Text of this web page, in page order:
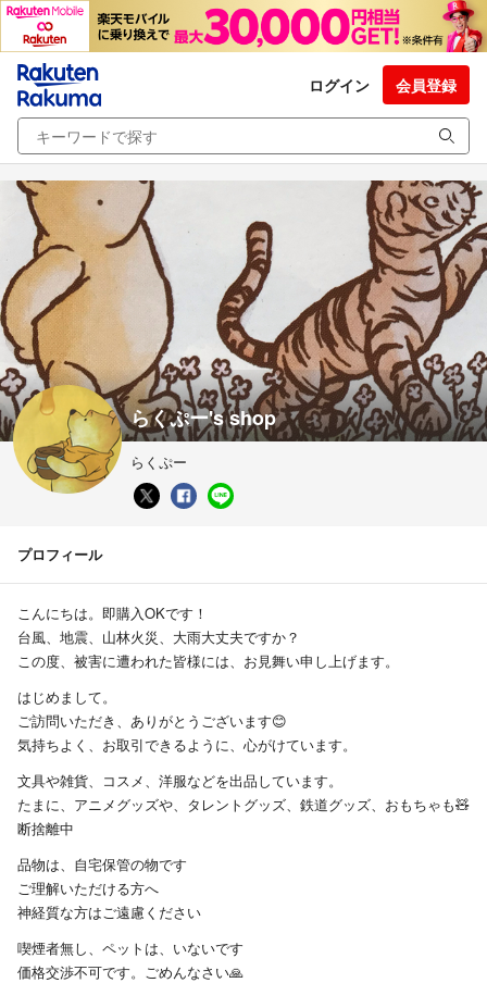
ログイン 会員登録
らくぷー's shop
らくぷー
プロフィール
こんにちは。即購入OKです！
台風、地震、山林火災、大雨大丈夫ですか？
この度、被害に遭われた皆様には、お見舞い申し上げます。
はじめまして。
ご訪問いただき、ありがとうございます😊
気持ちよく、お取引できるように、心がけています。
文具や雑貨、コスメ、洋服などを出品しています。
たまに、アニメグッズや、タレントグッズ、鉄道グッズ、おもちゃも🧸
断捨離中
品物は、自宅保管の物です
ご理解いただける方へ
神経質な方はご遠慮ください
喫煙者無し、ペットは、いないです
価格交渉不可です。ごめんなさい🙏